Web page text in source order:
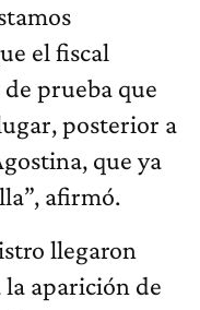
el fiscal
prueba que
posterior a
que ya
afirmó.
llegaron
aparición de